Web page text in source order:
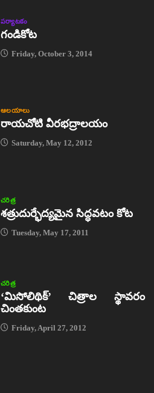
పర్యాటకం
గండికోట
Friday, October 3, 2014
ఆలయాలు
రాయచోటి వీరభద్రాలయం
Saturday, May 12, 2012
చరిత్ర
శత్రుదుర్భేద్యమైన సిద్ధవటం కోట
Tuesday, May 17, 2011
చరిత్ర
‘మిసోలిథిక్‌’ చిత్రాల స్థావరం
చింతకుంట
Friday, April 27, 2012